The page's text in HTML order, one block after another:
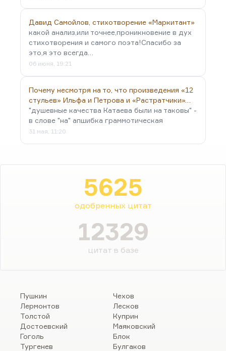
Давид Самойлов, стихотворение «Маркитант»
какой анализ,или точнее,проникновение в дух
стихотворения и самого поэта!Спасибо за
это,я это всегда…
06 июня, 19:21
Почему несмотря на то, что произведения «12
стульев» Ильфа и Петрова и «Растратчики»…
"душевные качества Катаева были на таковы" -
в слове "на" апшибка граммотическая
31 мая, 11:20
5625
одобренных цитат
12329
цитат в базе
Пушкин
Лермонтов
Толстой
Достоевский
Гоголь
Тургенев
Чехов
Лесков
Куприн
Маяковский
Блок
Булгаков